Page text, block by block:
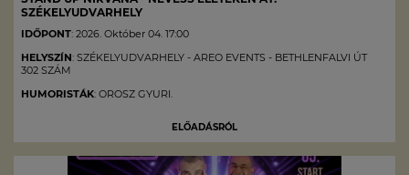
SZÉKELYUDVARHELY
IDŐPONT: 2026. Október 04. 17:00
HELYSZÍN: SZÉKELYUDVARHELY - AREO EVENTS - BETHLENFALVI ÚT
302 SZÁM
HUMORISTÁK: OROSZ GYURI.
ELŐADÁSRÓL